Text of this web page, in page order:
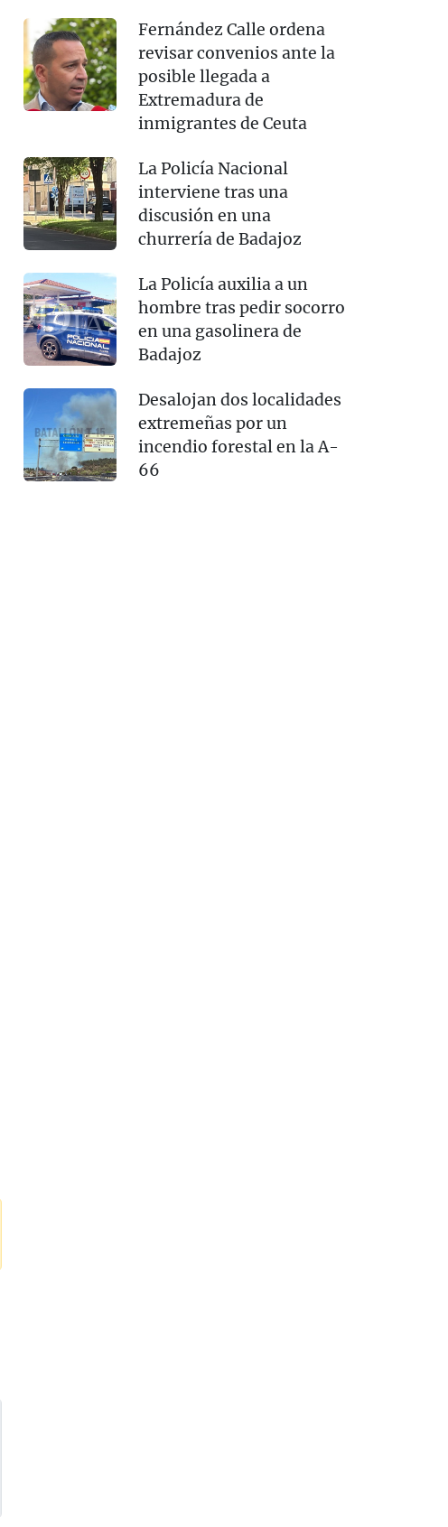
Fernández Calle ordena
revisar convenios ante la
posible llegada a
Extremadura de
inmigrantes de Ceuta
La Policía Nacional
interviene tras una
discusión en una
churrería de Badajoz
La Policía auxilia a un
hombre tras pedir socorro
en una gasolinera de
Badajoz
Desalojan dos localidades
extremeñas por un
incendio forestal en la A-
66